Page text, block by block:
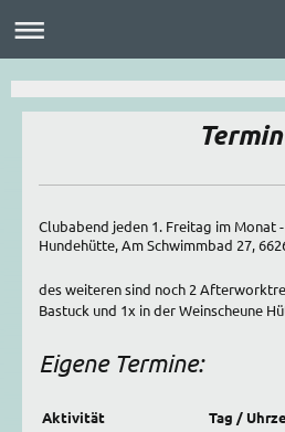
Clubabend jeden 1. Freitag im Monat
Hundehütte, Am Schwimmbad 27,
des weiteren sind noch 2
Bastuck und 1x in der Weinscheune
Eigene Termine:
Aktivität Tag /